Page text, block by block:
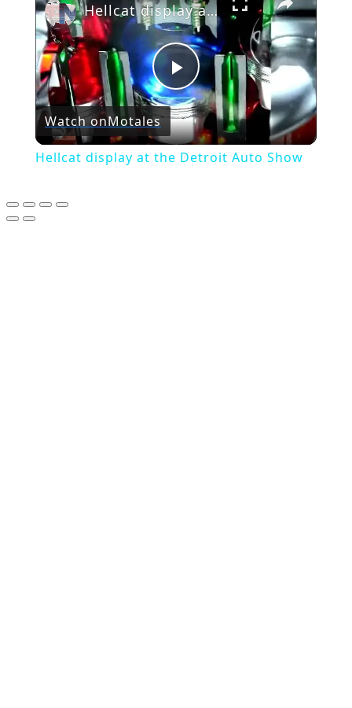
Play
Video
Hellcat display at the Detroit Auto Show
Watch onMotales
Hellcat display at the Detroit Auto Show